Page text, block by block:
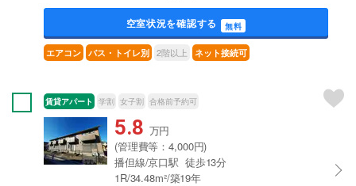
空室状況を確認する 無料
エアコン バス・トイレ別 2階以上 ネット接続可
賃貸アパート 学割 女子割 合格前予約可
5.8 万円
(管理費等：4,000円)
播但線/京口駅 徒歩13分
1R/34.48m²/築19年